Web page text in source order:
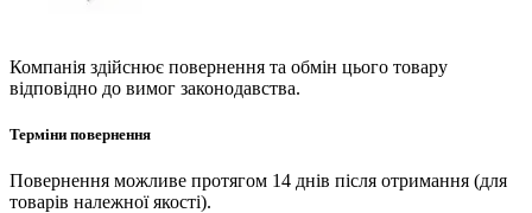
Компанія здійснює повернення та обмін цього товару
відповідно до вимог законодавства.
Терміни повернення
Повернення можливе протягом 14 днів після отримання (для
товарів належної якості).